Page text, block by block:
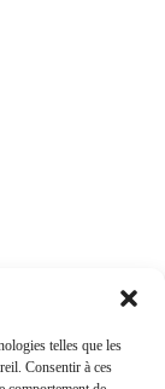
telles que les
Consentir à ces